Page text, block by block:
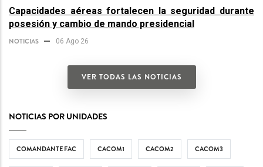
Capacidades aéreas fortalecen la seguridad durante
posesión y cambio de mando presidencial
NOTICIAS 06 Ago 26
VER TODAS LAS NOTICIAS
NOTICIAS POR UNIDADES
COMANDANTE FAC CACOM1 CACOM2 CACOM3